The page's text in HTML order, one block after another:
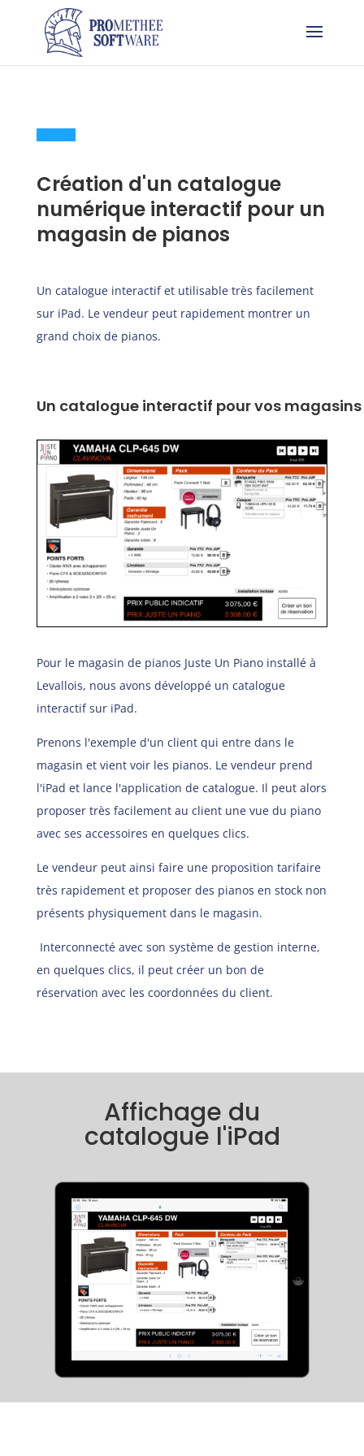
Création d'un catalogue
numérique interactif pour un
magasin de pianos
Un catalogue interactif et utilisable très facilement
sur iPad. Le vendeur peut rapidement montrer un
grand choix de pianos.
Un catalogue interactif pour vos magasins
Pour le magasin de pianos Juste Un Pianoinstallé à
Levallois, nous avons développé un catalogue
interactif sur iPad.
Prenons l'exemple d'un client qui entre dans le
magasin et vient voir les pianos. Le vendeur prend
l'iPad et lance l'application de catalogue. Il peut alors
proposer très facilement au client une vue du piano
avec ses accessoires en quelques clics.
Le vendeur peut ainsi faire une proposition tarifaire
très rapidement et proposer des pianos en stock non
présents physiquement dans le magasin.
Interconnecté avec son système de gestion interne,
en quelques clics, il peut créer un bon de
réservation avec les coordonnées du client.
Affichage du
catalogue l'iPad